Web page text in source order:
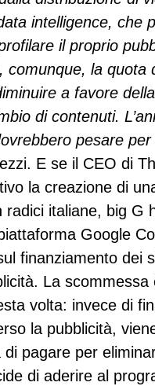
intelligence, che
il proprio
comunque, la quota
a favore
di contenuti.
pesare per
E se il CEO di
la creazione di
radici italiane, big G
Google
finanziamento dei
La scommessa
volta: invece di
la pubblicità,
di pagare per
di aderire al